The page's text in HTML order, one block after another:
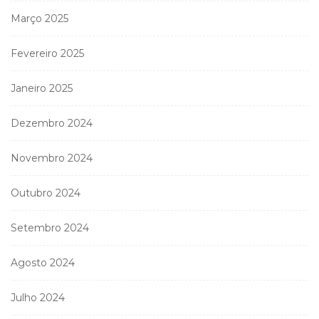
Março 2025
Fevereiro 2025
Janeiro 2025
Dezembro 2024
Novembro 2024
Outubro 2024
Setembro 2024
Agosto 2024
Julho 2024